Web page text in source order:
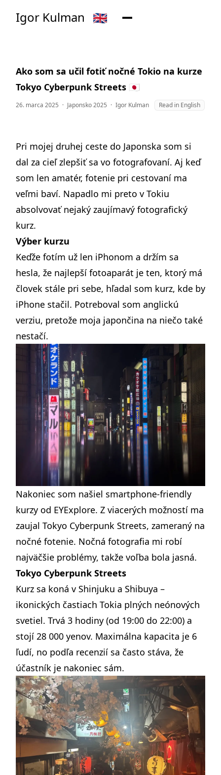
Igor Kulman 🇬🇧
Ako som sa učil fotiť nočné Tokio na kurze
Tokyo Cyberpunk Streets 🇯🇵
26. marca 2025 · Japonsko 2025 · Igor Kulman Read in English
Pri mojej druhej ceste do Japonska som si
dal za cieľ zlepšiť sa vo fotografovaní. Aj keď
som len amatér, fotenie pri cestovaní ma
veľmi baví. Napadlo mi preto v Tokiu
absolvovať nejaký zaujímavý fotografický
kurz.
Výber kurzu
Keďže fotím už len iPhonom a držím sa
hesla, že najlepší fotoaparát je ten, ktorý má
človek stále pri sebe, hľadal som kurz, kde by
iPhone stačil. Potreboval som anglickú
verziu, pretože moja japončina na niečo také
nestačí.
Nakoniec som našiel smartphone-friendly
kurzy od EYExplore. Z viacerých možností ma
zaujal Tokyo Cyberpunk Streets, zameraný na
nočné fotenie. Nočná fotografia mi robí
najväčšie problémy, takže voľba bola jasná.
Tokyo Cyberpunk Streets
Kurz sa koná v Shinjuku a Shibuya –
ikonických častiach Tokia plných neónových
svetiel. Trvá 3 hodiny (od 19:00 do 22:00) a
stojí 28 000 yenov. Maximálna kapacita je 6
ľudí, no podľa recenzií sa často stáva, že
účastník je nakoniec sám.